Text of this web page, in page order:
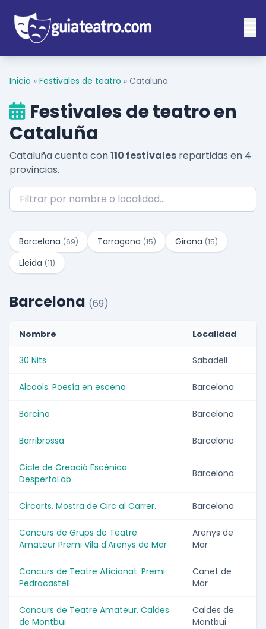
Inicio » Festivales de teatro » Cataluña
Festivales de teatro en
Cataluña
Cataluña cuenta con110 festivales repartidas en 4
provincias.
Barcelona (69) Tarragona (15) Girona (15)
Lleida (11)
Barcelona (69)
Nombre Localidad
30 Nits Sabadell
Alcools. Poesía en escena Barcelona
Barcino Barcelona
Barribrossa Barcelona
Cicle de Creació Escènica
DespertaLab
Barcelona
Circorts. Mostra de Circ al Carrer. Barcelona
Concurs de Grups de Teatre
Amateur Premi Vila d'Arenys de Mar
Arenys de
Mar
Concurs de Teatre Aficionat. Premi
Pedracastell
Canet de
Mar
Concurs de Teatre Amateur. Caldes
de Montbui
Caldes de
Montbui